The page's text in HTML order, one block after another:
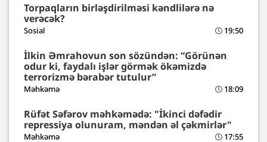
Torpaqların birləşdirilməsi kəndlilərə nə
verəcək?
Sosial 19:50
İlkin Əmrahovun son sözündən: “Görünən
odur ki, faydalı işlər görmək ökəmizdə
terrorizmə bərabər tutulur”
Məhkəmə 18:09
Rüfət Səfərov məhkəmədə: "İkinci dəfədir
repressiya olunuram, məndən əl çəkmirlər"
Məhkəmə 17:55